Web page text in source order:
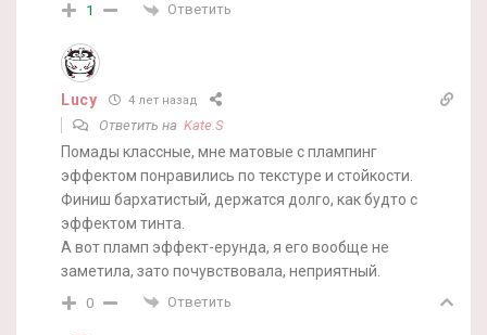
1 Ответить
Lucy 4 лет назад
Ответить на Kate.S
Помады классные, мне матовые с плампинг
эффектом понравились по текстуре и стойкости.
Финиш бархатистый, держатся долго, как будто с
эффектом тинта.
А вот пламп эффект-ерунда, я его вообще не
заметила, зато почувствовала, неприятный.
0 Ответить